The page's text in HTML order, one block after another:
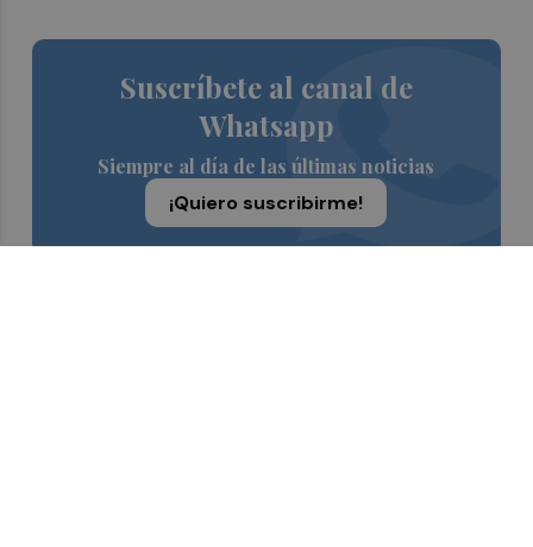
Suscríbete al canal de
Whatsapp
Siempre al día de las últimas noticias
¡Quiero suscribirme!